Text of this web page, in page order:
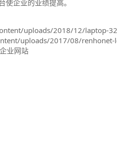
企业的业绩提高。
uploads/2018/12/laptop-
uploads/2017/08/renhonet-
业网站